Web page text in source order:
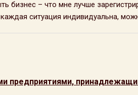
бизнес – что мне лучше
ситуация индивидуальна,
предприятиями,